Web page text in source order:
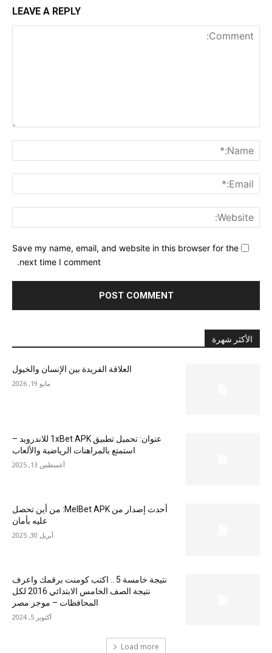
LEAVE A REPLY
Save my name, email, and website in this browser for the
next time I comment.
الأكثر شهرة
العلاقة الفريدة بين الإنسان والخيول
مايو 19, 2026
عنوان: تحميل تطبيق 1xBet APK للاندرويد –
استمتع بالمراهنات الرياضية والألعاب
أغسطس 13, 2025
أحدث إصدار من MelBet APK: من أين تحصل
عليه بأمان
أبريل 30, 2025
نتيجة خامسة 5 .. اكتب كومنت برقمك واعرف
نتيجة الصف الخامس الابتدائي 2016 لكل
المحافظات – موجز مصر
أكتوبر 5, 2024
Load more